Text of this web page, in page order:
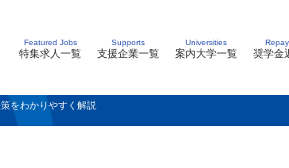
Featured Jobs
特集求人一覧
Supports
支援企業一覧
Universities
案内大学一覧 奨学金
をわかりやすく解説